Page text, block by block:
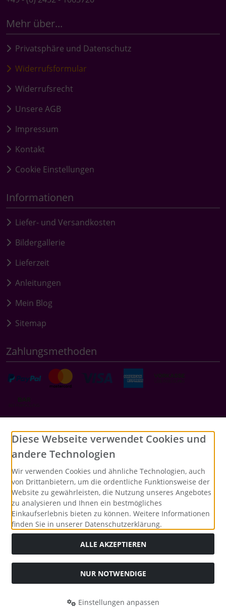
Mehr über...
Privatsphäre und Datenschutz
Widerrufsformular
Widerrufsrecht
Unsere AGB
Impressum
Kontakt
Cookie Einstellungen
Informationen
Liefer- und Versandkosten
Bildergallerie
Lieferzeit
Anleitungen
Mein Blog
Sitemap
Zahlungsmethoden
Social Media
Alle Preise inkl. gesetzl. MwSt. zzgl.Versandkosten
durchgestrichenen Preise entsprechen dem bisherigen Preis
Diese Webseite verwendet Cookies und
andere Technologien
Wir verwenden Cookies und ähnliche Technologien, auch
von Drittanbietern, um die ordentliche Funktionsweise der
Website zu gewährleisten, die Nutzung unseres Angebotes
zu analysieren und Ihnen ein bestmögliches
Einkaufserlebnis bieten zu können. Weitere Informationen
finden Sie in unserer Datenschutzerklärung.
ALLE AKZEPTIEREN
NUR NOTWENDIGE
Einstellungen anpassen